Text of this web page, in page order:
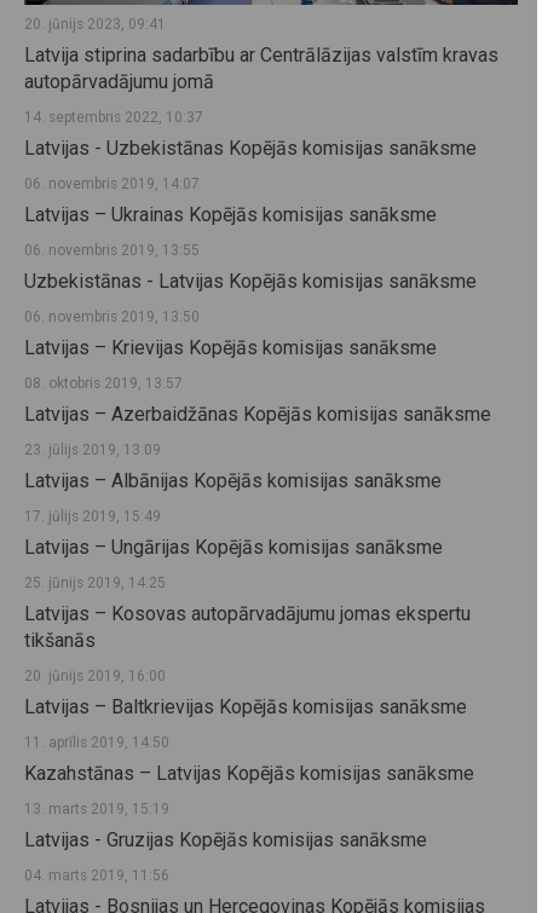
20. jūnijs 2023, 09:41
Latvija stiprina sadarbību ar Centrālāzijas valstīm kravas
autopārvadājumu jomā
14. septembris 2022, 10:37
Latvijas - Uzbekistānas Kopējās komisijas sanāksme
06. novembris 2019, 14:07
Latvijas – Ukrainas Kopējās komisijas sanāksme
06. novembris 2019, 13:55
Uzbekistānas - Latvijas Kopējās komisijas sanāksme
06. novembris 2019, 13:50
Latvijas – Krievijas Kopējās komisijas sanāksme
08. oktobris 2019, 13:57
Latvijas – Azerbaidžānas Kopējās komisijas sanāksme
23. jūlijs 2019, 13:09
Latvijas – Albānijas Kopējās komisijas sanāksme
17. jūlijs 2019, 15:49
Latvijas – Ungārijas Kopējās komisijas sanāksme
25. jūnijs 2019, 14:25
Latvijas – Kosovas autopārvadājumu jomas ekspertu
tikšanās
20. jūnijs 2019, 16:00
Latvijas – Baltkrievijas Kopējās komisijas sanāksme
11. aprīlis 2019, 14:50
Kazahstānas – Latvijas Kopējās komisijas sanāksme
13. marts 2019, 15:19
Latvijas - Gruzijas Kopējās komisijas sanāksme
04. marts 2019, 11:56
Latvijas - Bosnijas un Hercegovinas Kopējās komisijas